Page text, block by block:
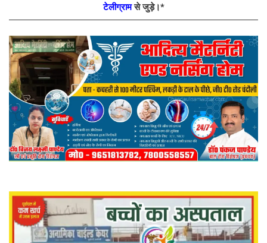
टेलीग्रामसे जुड़े।*